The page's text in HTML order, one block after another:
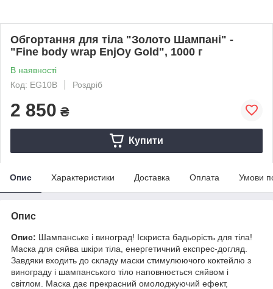
Обгортання для тіла "Золото Шампані" -
"Fine body wrap EnjOy Gold", 1000 г
В наявності
Код: EG10B
Роздріб
2 850 ₴
Купити
Опис Характеристики Доставка Оплата Умови
Опис
Опис: Шампанське і виноград! Іскриста бадьорість для тіла!
Маска для сяйва шкіри тіла, енергетичний експрес-догляд.
Завдяки входить до складу маски стимулюючого коктейлю з
винограду і шампанського тіло наповнюється сяйвом і
світлом. Маска дає прекрасний омолоджуючий ефект,